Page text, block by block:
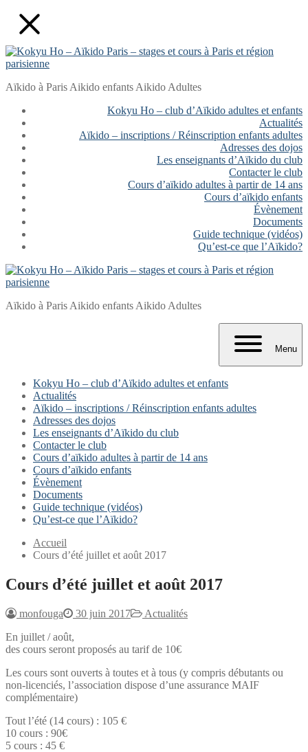
contenu
Menu
Aïkido à Paris Aikido enfants Aikido Adultes
Kokyu Ho – club d’Aïkido adultes et enfants
Actualités
Aïkido – inscriptions / Réinscription enfants adultes
Adresses des dojos
Les enseignants d’Aïkido du club
Contacter le club
Cours d’aïkido adultes à partir de 14 ans
Cours d’aïkido enfants
Évènement
Documents
Guide technique (vidéos)
Qu’est-ce que l’Aïkido?
Aïkido à Paris Aikido enfants Aikido Adultes
Menu
Kokyu Ho – club d’Aïkido adultes et enfants
Actualités
Aïkido – inscriptions / Réinscription enfants adultes
Adresses des dojos
Les enseignants d’Aïkido du club
Contacter le club
Cours d’aïkido adultes à partir de 14 ans
Cours d’aïkido enfants
Évènement
Documents
Guide technique (vidéos)
Qu’est-ce que l’Aïkido?
Accueil
Cours d’été juillet et août 2017
Cours d’été juillet et août 2017
monfouga 30 juin 2017
Actualités
En juillet / août,
des cours seront proposés au tarif de 10€
Les cours sont ouverts à toutes et à tous (y compris débutants ou
non-licenciés, l’association dispose d’une assurance MAIF
complémentaire)
Tout l’été (14 cours) : 105 €
10 cours : 90€
5 cours : 45 €